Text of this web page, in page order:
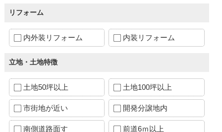
リフォーム
内外装リフォーム 内装リフォーム
立地・土地特徴
土地50坪以上 土地100坪以上
市街地が近い 開発分譲地内
南側道路面す 前道6ｍ以上